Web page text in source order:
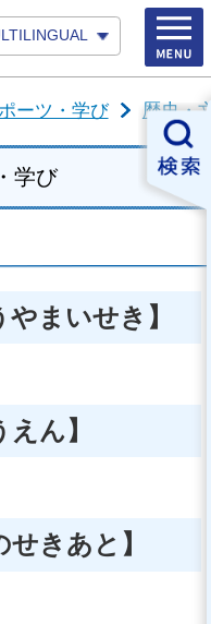
ーツ・学び 歴史・
学び
まいせき】
ん】
きあと】